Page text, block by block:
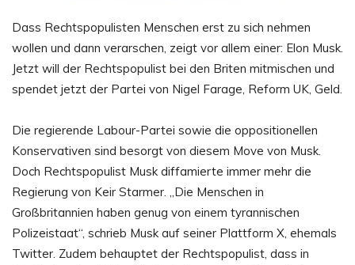
Dass Rechtspopulisten Menschen erst zu sich nehmen
wollen und dann verarschen, zeigt vor allem einer: Elon Musk.
Jetzt will der Rechtspopulist bei den Briten mitmischen und
spendet jetzt der Partei von Nigel Farage, Reform UK, Geld.
Die regierende Labour-Partei sowie die oppositionellen
Konservativen sind besorgt von diesem Move von Musk.
Doch Rechtspopulist Musk diffamierte immer mehr die
Regierung von Keir Starmer. „Die Menschen in
Großbritannien haben genug von einem tyrannischen
Polizeistaat“, schrieb Musk auf seiner Plattform X, ehemals
Twitter. Zudem behauptet der Rechtspopulist, dass in